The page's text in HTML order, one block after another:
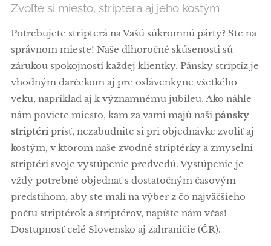
Zvoľte si miesto, striptera aj jeho kostým
Potrebujete stripterá na Vašú súkromnú párty? Ste na
správnom mieste! Naše dlhoročné skúsenosti sú
zárukou spokojností každej klientky. Pánsky striptíz je
vhodným darčekom aj pre oslávenkyne všetkého
veku, napríklad aj k významnému jubileu. Ako náhle
nám poviete miesto, kam za vami majú naši pánsky
striptéri prísť, nezabudnite si pri objednávke zvoliť aj
kostým, v ktorom naše zvodné striptérky a zmyselní
striptéri svoje vystúpenie predvedú. Vystúpenie je
vždy potrebné objednať s dostatočným časovým
predstihom, aby ste mali na výber z čo najväčšieho
počtu striptérok a striptérov, napíšte nám včas!
Dostupnosť celé Slovensko aj zahraničie (ČR).